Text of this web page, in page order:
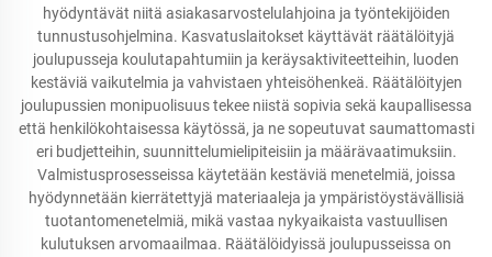
hyödyntävät niitä asiakasarvostelulahjoina ja työntekijöiden
tunnustusohjelmina. Kasvatuslaitokset käyttävät räätälöityjä
joulupusseja koulutapahtumiin ja keräysaktiviteetteihin, luoden
kestäviä vaikutelmia ja vahvistaen yhteisöhenkeä. Räätälöityjen
joulupussien monipuolisuus tekee niistä sopivia sekä kaupallisessa
että henkilökohtaisessa käytössä, ja ne sopeutuvat saumattomasti
eri budjetteihin, suunnittelumielipiteisiin ja määrävaatimuksiin.
Valmistusprosesseissa käytetään kestäviä menetelmiä, joissa
hyödynnetään kierrätettyjä materiaaleja ja ympäristöystävällisiä
tuotantomenetelmiä, mikä vastaa nykyaikaista vastuullisen
kulutuksen arvomaailmaa. Räätälöidyissä joulupusseissa on